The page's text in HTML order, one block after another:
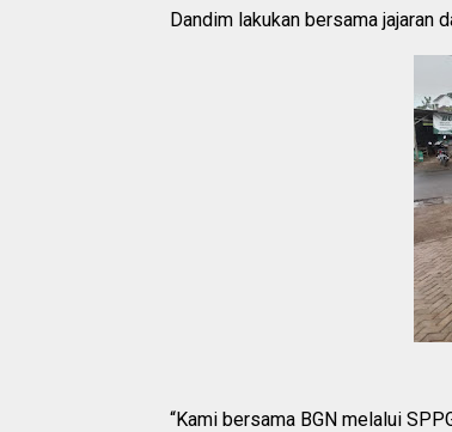
Dandim lakukan bersama jajaran
“Kami bersama BGN melalui